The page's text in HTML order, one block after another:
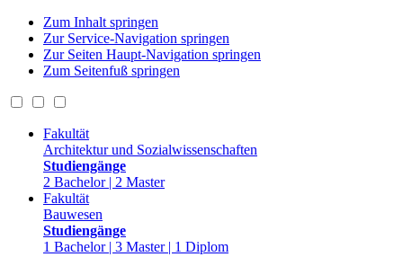
Zum Inhalt springen
Zur Service-Navigation springen
Zur Seiten Haupt-Navigation springen
Zum Seitenfuß springen
Fakultät
Architektur und Sozialwissenschaften
Studiengänge
2 Bachelor | 2 Master
Fakultät
Bauwesen
Studiengänge
1 Bachelor | 3 Master | 1 Diplom